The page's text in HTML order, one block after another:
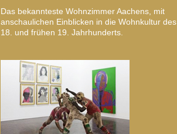
Das bekannteste Wohnzimmer Aachens, mit
anschaulichen Einblicken in die Wohnkultur des
18. und frühen 19. Jahrhunderts.